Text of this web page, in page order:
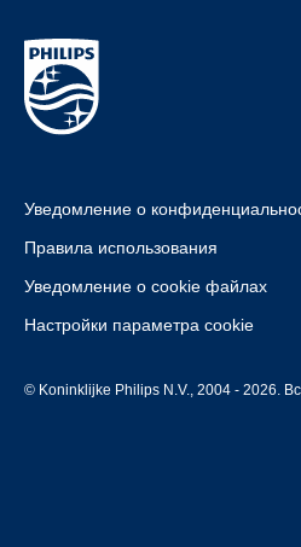
Уведомление о
Правила использования
Уведомление о cookie файлах
Настройки параметра cookie
© Koninklijke Philips N.V., 2004 - 2026.